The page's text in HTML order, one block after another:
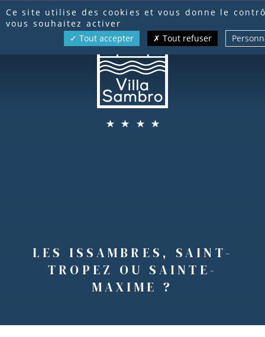
FR EN DE
RÉSERVATION
LES ISSAMBRES, SAINT-
TROPEZ OU SAINTE-
MAXIME ?
Ce site utilise des cookies et vous donne le
vous souhaitez activer
Tout accepter
Tout refuser